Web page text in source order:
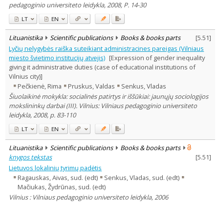
pedagoginio universiteto leidykla, 2008, P. 14-30
LT EN
Lituanistika Scientific publications Books & books parts [5.51]
Lyčių nelygybės raiška suteikiant administracines pareigas (Vilniaus
miesto švietimo institucijų atvejis) [Expression of gender inequality
giving it administrative duties (case of educational institutions of
Vilnius city)]
Pečkienė, Rima
Pruskus, Valdas
Senkus, Vladas
Šiuolaikinė mokykla: socialinės patirtys ir iššūkiai: jaunųjų sociologijos
mokslininkų darbai (III). Vilnius: Vilniaus pedagoginio universiteto
leidykla, 2008, p. 83-110
LT EN
Lituanistika Scientific publications
Books & books parts
knygos tekstas
[5.51]
Lietuvos lokalinių tyrimų padėtis
Ragauskas, Aivas, sud. (edt)
Senkus, Vladas, sud. (edt)
Mačiukas, Žydrūnas, sud. (edt)
Vilnius : Vilniaus pedagoginio universiteto leidykla, 2006